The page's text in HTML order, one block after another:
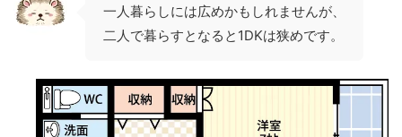
一人暮らしには広めかもしれませんが、
二人で暮らすとなると1DKは狭めです。